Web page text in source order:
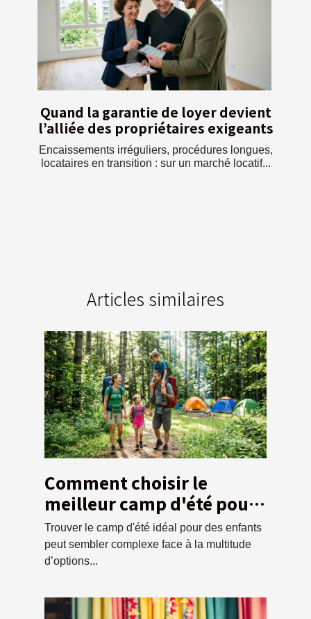
Quand la garantie de loyer devient
l’alliée des propriétaires exigeants
Encaissements irréguliers, procédures longues,
locataires en transition : sur un marché locatif...
Articles similaires
Comment choisir le
meilleur camp d'été pour
vos enfants ?
Trouver le camp d'été idéal pour des enfants
peut sembler complexe face à la multitude
d’options...